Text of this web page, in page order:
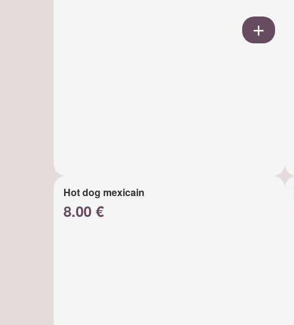
Hot dog mexicain
8.00 €